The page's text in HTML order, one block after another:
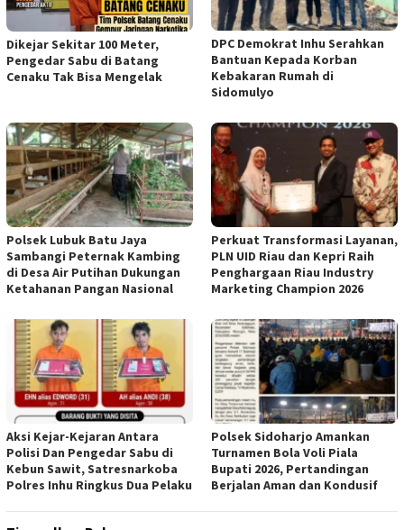
Dikejar Sekitar 100 Meter,
Pengedar Sabu di Batang
Cenaku Tak Bisa Mengelak
DPC Demokrat Inhu Serahkan
Bantuan Kepada Korban
Kebakaran Rumah di
Sidomulyo
Polsek Lubuk Batu Jaya
Sambangi Peternak Kambing
di Desa Air Putihan Dukungan
Ketahanan Pangan Nasional
Perkuat Transformasi Layanan,
PLN UID Riau dan Kepri Raih
Penghargaan Riau Industry
Marketing Champion 2026
Aksi Kejar-Kejaran Antara
Polisi Dan Pengedar Sabu di
Kebun Sawit, Satresnarkoba
Polres Inhu Ringkus Dua Pelaku
Polsek Sidoharjo Amankan
Turnamen Bola Voli Piala
Bupati 2026, Pertandingan
Berjalan Aman dan Kondusif